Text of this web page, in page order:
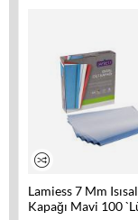
Lamiess 7 Mm
Kapağı Mavi 100